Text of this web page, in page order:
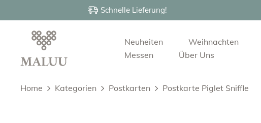
Schnelle Lieferung!
Neuheiten Weihnachten
Messen
Über Uns
Home Kategorien Postkarten Postkarte Piglet Sniffle